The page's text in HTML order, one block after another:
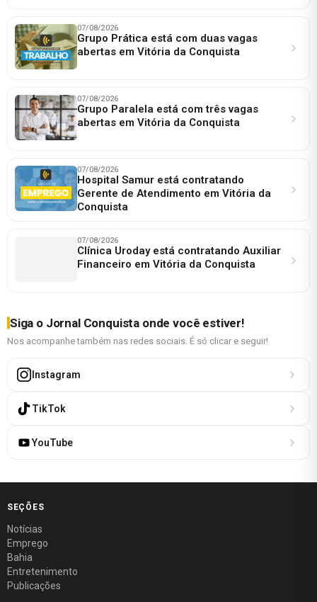
07/08/2026
Grupo Prática está com duas vagas
abertas em Vitória da Conquista
07/08/2026
Grupo Paralela está com três vagas
abertas em Vitória da Conquista
07/08/2026
Hospital Samur está contratando
Gerente de Atendimento em Vitória da
Conquista
07/08/2026
Clínica Uroday está contratando Auxiliar
Financeiro em Vitória da Conquista
Siga o Jornal Conquista onde você estiver!
Nos acompanhe também nas redes sociais. É só clicar e seguir!
Instagram
TikTok
YouTube
SEÇÕES
Notícias
Emprego
Bahia
Entretenimento
Publicações